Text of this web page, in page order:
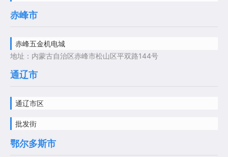
赤峰市
赤峰五金机电城
地址：内蒙古自治区赤峰市松山区平双路144号
通辽市
通辽市区
批发街
鄂尔多斯市